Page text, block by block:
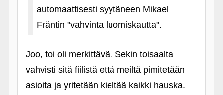
automaattisesti syytäneen Mikael
Fräntin "vahvinta luomiskautta".
Joo, toi oli merkittävä. Sekin toisaalta
vahvisti sitä fiilistä että meiltä pimitetään
asioita ja yritetään kieltää kaikki hauska.